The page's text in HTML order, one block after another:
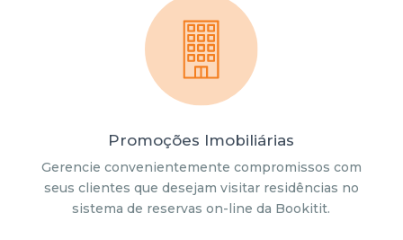
Promoções Imobiliárias
Gerencie convenientemente compromissos com
seus clientes que desejam visitar residências no
sistema de reservas on-line da Bookitit.